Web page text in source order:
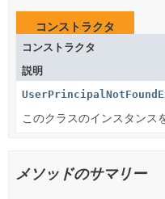
コンストラクタ
コンストラクタ
説明
このクラスのインスタンス
メソッドのサマリー